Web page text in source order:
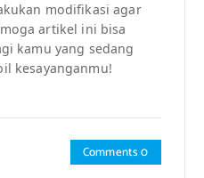
modifikasi agar
artikel ini bisa
kamu yang sedang
kesayanganmu!
Comments 0